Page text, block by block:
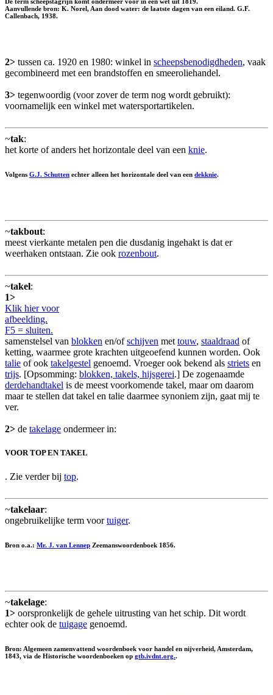
Aanvullende bron: K. Norel, Aan dood water: de laatste dagen van een eiland. G.F.
Callenbach, 1938.
2> tussen ca. 1920 en 1980: winkel in scheepsbenodigdheden, vaak
gecombineerd met een brandstoffen en smeeroliehandel.
3> tegenwoordig (voor zover de term nog wordt gebruikt):
voornamelijk een winkel met watersportartikelen.
~tak:
het korte of anders het horizontale deel van een knie.
Volgens G.J. Schutten echter alleen het horizontale deel van een dekknie.
~takbout:
meest vierkante metalen pen die dusdanig ingehakt is dat er
weerhaken ontstaan. Zie ook rozenbout.
~takel:
1>
Klik hier voor
afbeelding.
F5 = sluiten.
samenstelsel van blokken en/ofschijven met touw, staaldraad of
ketting, waarmee grote krachten uitgeoefend kunnen worden. Ook
talie of ook takelgestel genoemd. Vroeger ook bekend als striets en
trijs. [Opsomming: blokken, takels, hijsgerei.] De zogenaamde
derdehandtakel is de meest voorkomende takel, maar om daarom
maar te stellen dat takel en talie daarmee synoniem zijn, gaat mij te
ver.
2> de takelage ondermeer in:
VOOR TOP EN TAKEL
. Zie verder bij top.
~takelaar:
ongebruikelijke term voortuiger.
Bron o.a.: Mr. J. van Lennep Zeemanswoordenboek 1856.
~takelage:
1> oorspronkelijk de gehele uitrusting van het schip. Dit wordt
echter ook de tuigage genoemd.
Bron: Algemeen zamenvattend woordenboek voor handel en nijverheid, Amsterdam,
1843, via de Historische woordenboeken op gtb.ivdnt.org..